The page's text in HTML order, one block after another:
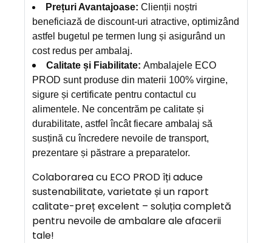
Prețuri Avantajoase: Clienții noștri
beneficiază de discount-uri atractive, optimizând
astfel bugetul pe termen lung și asigurând un
cost redus per ambalaj.
Calitate și Fiabilitate: Ambalajele ECO
PROD sunt produse din materii 100% virgine,
sigure și certificate pentru contactul cu
alimentele. Ne concentrăm pe calitate și
durabilitate, astfel încât fiecare ambalaj să
susțină cu încredere nevoile de transport,
prezentare și păstrare a preparatelor.
Colaborarea cu ECO PROD îți aduce
sustenabilitate, varietate și un raport
calitate-preț excelent – soluția completă
pentru nevoile de ambalare ale afacerii
tale!